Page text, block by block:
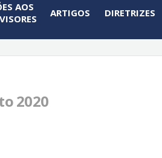
AOS
ARTIGOS DIRETRIZES
2020